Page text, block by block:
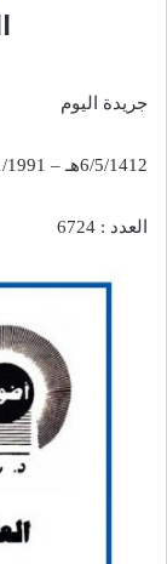
جريدة اليوم
6/5/1412هـ – 13/11/1991م
العدد : 6724